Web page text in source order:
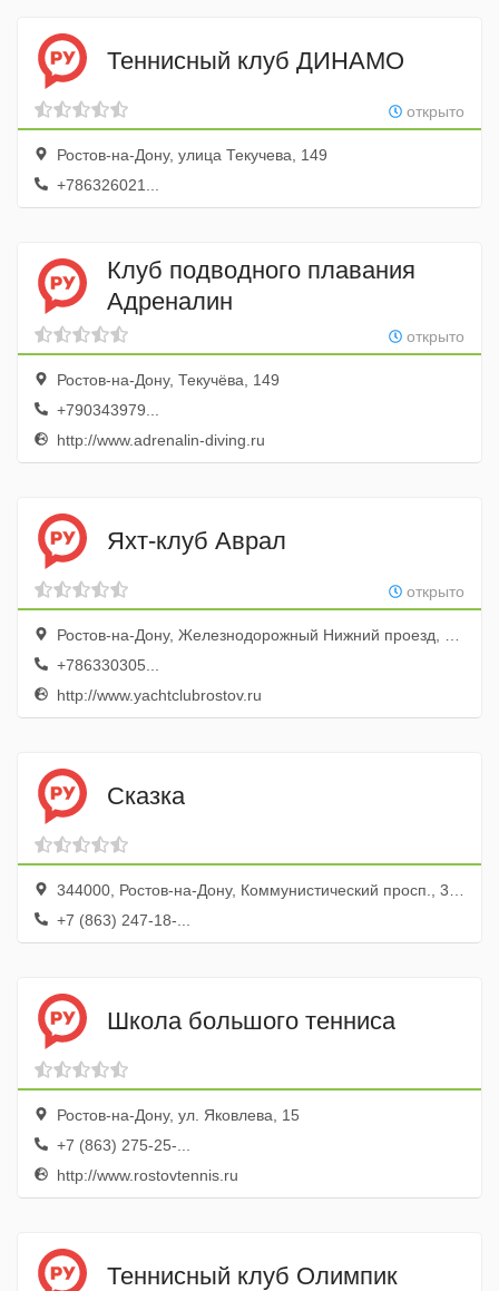
Теннисный клуб ДИНАМО
открыто
Ростов-на-Дону, улица Текучева, 149
+786326021...
Клуб подводного плавания
Адреналин
открыто
Ростов-на-Дону, Текучёва, 149
+790343979...
http://www.adrenalin-diving.ru
Яхт-клуб Аврал
открыто
Ростов-на-Дону, Железнодорожный Нижний проезд, 107
+786330305...
http://www.yachtclubrostov.ru
Сказка
344000, Ростов-на-Дону, Коммунистический просп., 38, парк Сказка
+7 (863) 247-18-...
Школа большого тенниса
Ростов-на-Дону, ул. Яковлева, 15
+7 (863) 275-25-...
http://www.rostovtennis.ru
Теннисный клуб Олимпик